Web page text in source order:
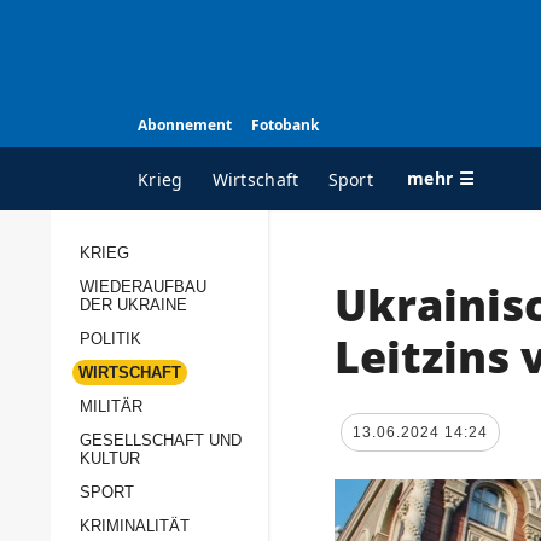
Abonnement Fotobank
Krieg Wirtschaft Sport mehr ☰
ALLE RUBRIKEN
Wiederaufbau der
Politik
Militär
KRIEG
WIEDERAUFBAU
DER UKRAINE
POLITIK
WIRTSCHAFT
MILITÄR
GESELLSCHAFT UND
KULTUR
SPORT
KRIMINALITÄT
Leitzins
13.06.2024 14:24